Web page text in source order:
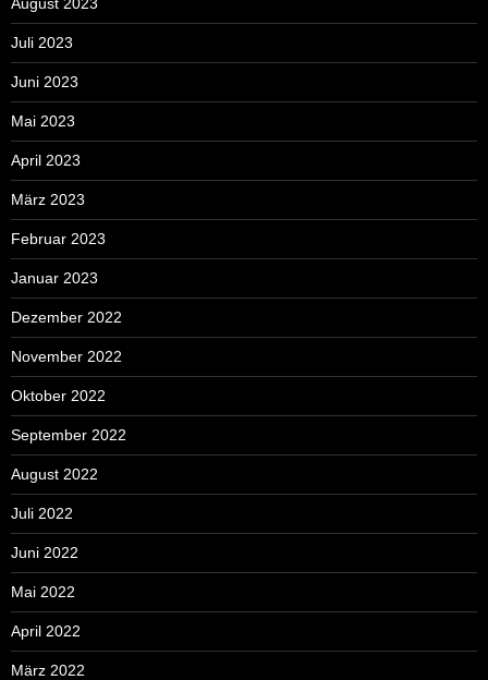
Juli 2023
Juni 2023
Mai 2023
April 2023
März 2023
Februar 2023
Januar 2023
Dezember 2022
November 2022
Oktober 2022
September 2022
August 2022
Juli 2022
Juni 2022
Mai 2022
April 2022
März 2022